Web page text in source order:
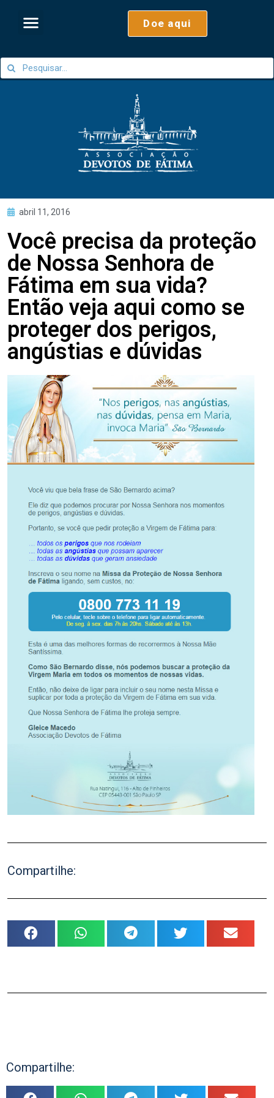
Doe aqui
abril 11, 2016
Você precisa da proteção
de Nossa Senhora de
Fátima em sua vida?
Então veja aqui como se
proteger dos perigos,
angústias e dúvidas
Compartilhe:
Compartilhe: